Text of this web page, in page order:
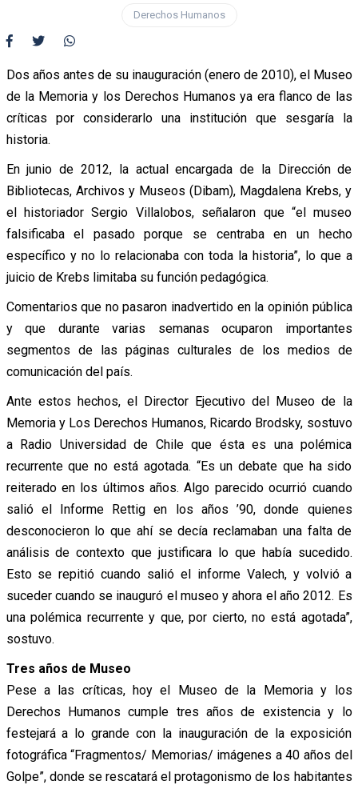
Derechos Humanos
Dos años antes de su inauguración (enero de 2010), el Museo
de la Memoria y los Derechos Humanos ya era flanco de las
críticas por considerarlo una institución que sesgaría la
historia.
En junio de 2012, la actual encargada de la Dirección de
Bibliotecas, Archivos y Museos (Dibam), Magdalena Krebs, y
el historiador Sergio Villalobos, señalaron que “el museo
falsificaba el pasado porque se centraba en un hecho
específico y no lo relacionaba con toda la historia”, lo que a
juicio de Krebs limitaba su función pedagógica.
Comentarios que no pasaron inadvertido en la opinión pública
y que durante varias semanas ocuparon importantes
segmentos de las páginas culturales de los medios de
comunicación del país.
Ante estos hechos, el Director Ejecutivo del Museo de la
Memoria y Los Derechos Humanos, Ricardo Brodsky, sostuvo
a Radio Universidad de Chile que ésta es una polémica
recurrente que no está agotada. “Es un debate que ha sido
reiterado en los últimos años. Algo parecido ocurrió cuando
salió el Informe Rettig en los años ’90, donde quienes
desconocieron lo que ahí se decía reclamaban una falta de
análisis de contexto que justificara lo que había sucedido.
Esto se repitió cuando salió el informe Valech, y volvió a
suceder cuando se inauguró el museo y ahora el año 2012. Es
una polémica recurrente y que, por cierto, no está agotada”,
sostuvo.
Tres años de Museo
Pese a las críticas, hoy el Museo de la Memoria y los
Derechos Humanos cumple tres años de existencia y lo
festejará a lo grande con la inauguración de la exposición
fotográfica “Fragmentos/ Memorias/ imágenes a 40 años del
Golpe”, donde se rescatará el protagonismo de los habitantes